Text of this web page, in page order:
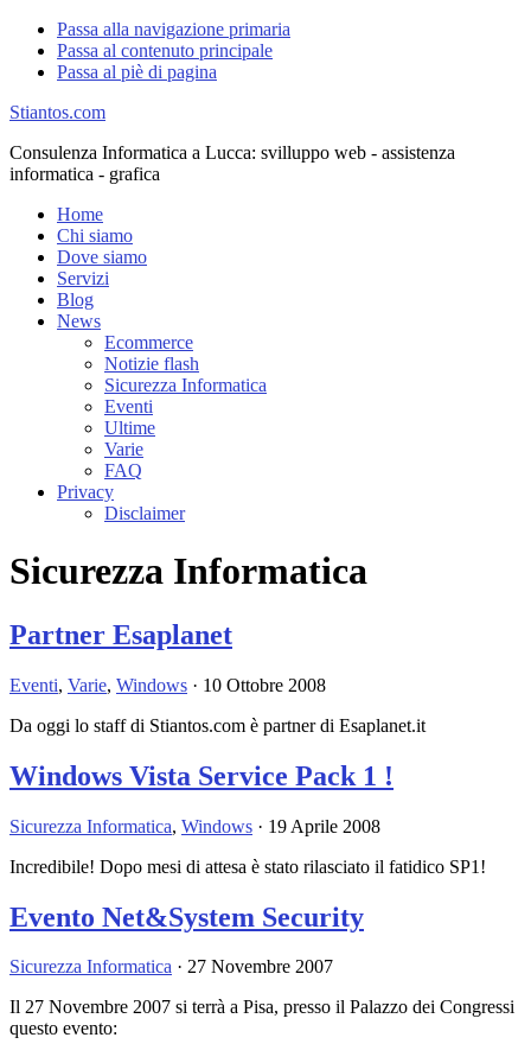
Passa alla navigazione primaria
Passa al contenuto principale
Passa al piè di pagina
Stiantos.com
Consulenza Informatica a Lucca: svilluppo web - assistenza
informatica - grafica
Home
Chi siamo
Dove siamo
Servizi
Blog
News
Ecommerce
Notizie flash
Sicurezza Informatica
Eventi
Ultime
Varie
FAQ
Privacy
Disclaimer
Sicurezza Informatica
Partner Esaplanet
Eventi, Varie, Windows · 10 Ottobre 2008
Da oggi lo staff di Stiantos.com è partner di Esaplanet.it
Windows Vista Service Pack 1 !
Sicurezza Informatica, Windows · 19 Aprile 2008
Incredibile! Dopo mesi di attesa è stato rilasciato il fatidico SP1!
Evento Net&System Security
Sicurezza Informatica · 27 Novembre 2007
Il 27 Novembre 2007 si terrà a Pisa, presso il Palazzo dei Congressi
questo evento: